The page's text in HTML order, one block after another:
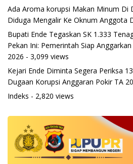
Ada Aroma korupsi Makan Minum Di
Diduga Mengalir Ke Oknum Anggota
Bupati Ende Tegaskan SK 1.333
Pekan Ini: Pemerintah Siap
2026 - 3,099 views
Kejari Ende Diminta Segera Periksa
Dugaan Korupsi Anggaran Pokir TA
Indeks - 2,820 views